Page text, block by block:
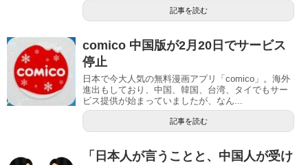
記事を読む
comico 中国版が2月20日でサービス
停止
日本で今大人気の無料漫画アプリ「comico」。海外
進出もしており、中国、韓国、台湾、タイでもサー
ビス提供が始まっていましたが、なん...
記事を読む
「日本人が言うことと、中国人が受け